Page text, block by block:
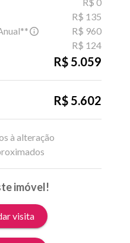
R$ 135
R$ 960
R$ 124
R$ 5.059
R$ 5.602
à alteração
imóvel!
visita